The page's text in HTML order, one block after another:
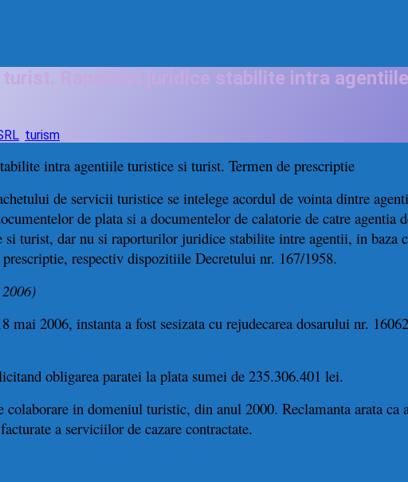
Raporturi juridice stabilite intra
turism
intra agentiile turistice si turist. Termen de prescriptie
de servicii turistice se intelege acordul de vointa dintre
de plata si a documentelor de calatorie de catre
turist, dar nu si raporturilor juridice stabilite intre agentii, in baza
respectiv dispozitiile Decretului nr. 167/1958.
2006, instanta a fost sesizata cu rejudecarea dosarului nr.
obligarea paratei la plata sumei de 235.306.401 lei.
in domeniul turistic, din anul 2000. Reclamanta arata ca
a serviciilor de cazare contractate.